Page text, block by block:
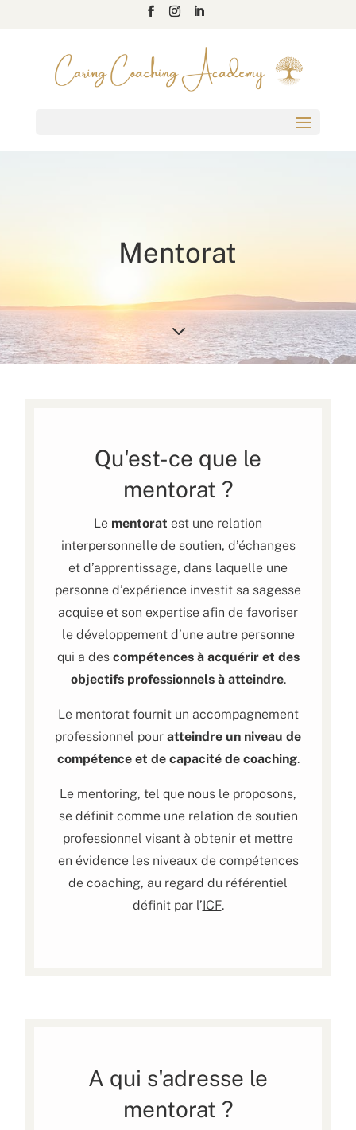
Mentorat
3
Qu'est-ce que le
mentorat ?
Le mentorat est une relation
interpersonnelle de soutien, d’échanges
et d’apprentissage, dans laquelle une
personne d’expérience investit sa sagesse
acquise et son expertise afin de favoriser
le développement d’une autre personne
qui a des compétences à acquérir et des
objectifs professionnels à atteindre.
Le mentorat fournit un accompagnement
professionnel pour atteindre un niveau de
compétence et de capacité de coaching.
Le mentoring, tel que nous le proposons,
se définit comme une relation de soutien
professionnel visant à obtenir et mettre
en évidence les niveaux de compétences
de coaching, au regard du référentiel
définit par l’ICF.
A qui s'adresse le
mentorat ?